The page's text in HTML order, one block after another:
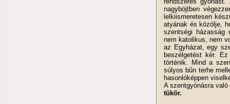
nagyböjtben
lelkiismeretesen
atyának és közölje,
szentségi házasság
nem katolikus, nem
az Egyházat, egy
beszélgetést kér.
történik. Mind a
súlyos bűn terhe
hasonlóképpen
A szentgyónásra
tükör.